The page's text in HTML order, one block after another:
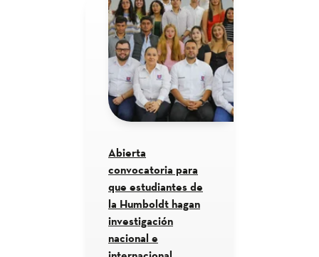
Abierta
convocatoria para
que estudiantes de
la Humboldt hagan
investigación
nacional e